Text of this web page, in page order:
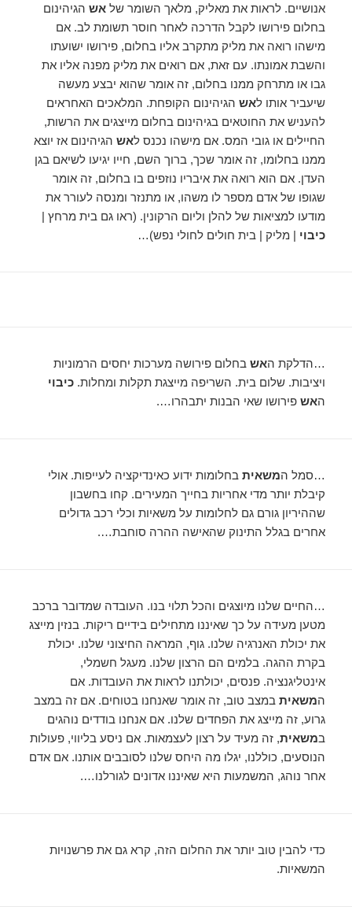
אנושיים. לראות את מאליק, מלאך השומר שלאש הגיהינום
בחלום פירושו לקבל הדרכה לאחר חוסר תשומת לב. אם
מישהו רואה את מליק מתקרב אליו בחלום, פירושו ישועתו
והשבת אמונתו. עם זאת, אם רואים את מליק מפנה אליו את
גבו או מתרחק ממנו בחלום, זה אומר שהוא יבצע מעשה
שיעביר אותו לאש הגיהינום הקופחת. המלאכים האחראים
להעניש את החוטאים בגיהינום בחלום מייצגים את הרשות,
החיילים או גובי המס. אם מישהו נכנס לאש הגיהינום אז יוצא
ממנו בחלומו, זה אומר שכך, ברוך השם, חייו יגיעו לשיאם בגן
העדן. אם הוא רואה את איבריו נוזפים בו בחלום, זה אומר
שגופו של אדם מספר לו משהו, או מתנזר ומנסה לעורר את
מודעו למציאות של להלן וליום הרקונין. (ראו גם בית מרחץ |
כיבוי | מליק | בית חולים לחולי נפש)…
…הדלקת האש בחלום פירושה מערכות יחסים הרמוניות
ויציבות. שלום בית. השריפה מייצגת תקלות ומחלות.כיבוי
האש פירושו שאי הבנות יתבהרו….
…סמל המשאית בחלומות ידוע כאינדיקציה לעייפות. אולי
קיבלת יותר מדי אחריות בחייך המעירים. קחו בחשבון
שההיריון גורם גם לחלומות על משאיות וכלי רכב גדולים
אחרים בגלל התינוק שהאישה ההרה סוחבת….
…החיים שלנו מיוצגים והכל תלוי בנו. העובדה שמדובר ברכב
מטען מעידה על כך שאיננו מתחילים בידיים ריקות. בנזין מייצג
את יכולת האנרגיה שלנו. גוף, המראה החיצוני שלנו. יכולת
בקרת ההגה. בלמים הם הרצון שלנו. מעגל חשמלי,
אינטליגנציה. פנסים, יכולתנו לראות את העובדות. אם
המשאית במצב טוב, זה אומר שאנחנו בטוחים. אם זה במצב
גרוע, זה מייצג את הפחדים שלנו. אם אנחנו בודדים נוהגים
במשאית, זה מעיד על רצון לעצמאות. אם ניסע בליווי, פעולות
הנוסעים, כוללנו, יגלו מה היחס שלנו לסובבים אותנו. אם אדם
אחר נוהג, המשמעות היא שאיננו אדונים לגורלנו….
כדי להבין טוב יותר את החלום הזה, קרא גם את פרשנויות
המשאיות.